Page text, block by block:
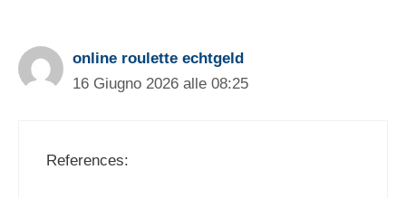
online roulette echtgeld
16 Giugno 2026 alle 08:25
References: